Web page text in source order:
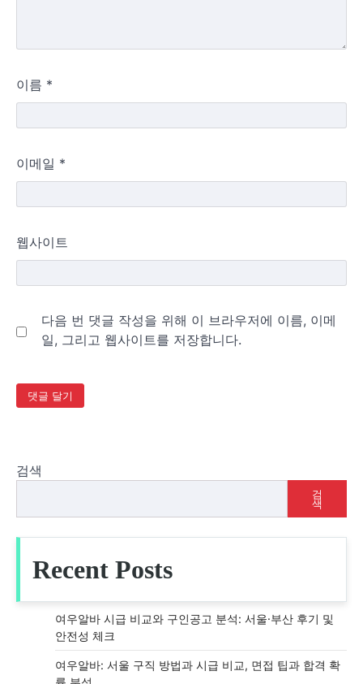
이름 *
이메일 *
웹사이트
다음 번 댓글 작성을 위해 이 브라우저에 이름, 이메
일, 그리고 웹사이트를 저장합니다.
검색
검
색
Recent Posts
여우알바 시급 비교와 구인공고 분석: 서울·부산 후기 및
안전성 체크
여우알바: 서울 구직 방법과 시급 비교, 면접 팁과 합격 확